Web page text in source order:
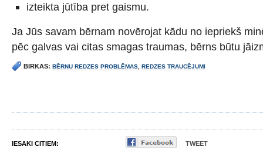
izteikta jūtība pret gaismu.
Ja Jūs savam bērnam novērojat kādu no iepriekš
pēc galvas vai citas smagas traumas, bērns būtu
BIRKAS: BĒRNU REDZES PROBLĒMAS REDZES TRAUCĒJUMI
IESAKI CITIEM: TWEET